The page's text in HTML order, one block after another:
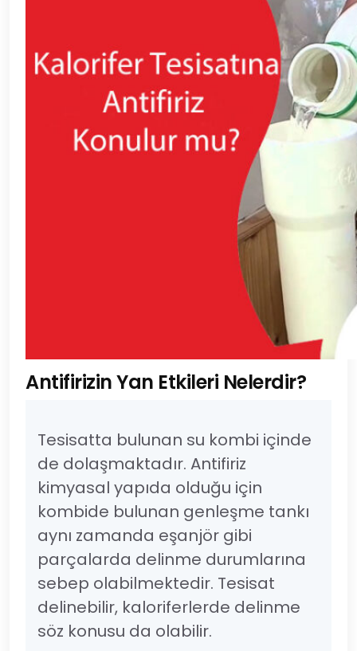
Antifirizin Yan Etkileri Nelerdir?
Tesisatta bulunan su kombi içinde
de dolaşmaktadır. Antifiriz
kimyasal yapıda olduğu için
kombide bulunan genleşme tankı
aynı zamanda eşanjör gibi
parçalarda delinme durumlarına
sebep olabilmektedir. Tesisat
delinebilir, kaloriferlerde delinme
söz konusu da olabilir.